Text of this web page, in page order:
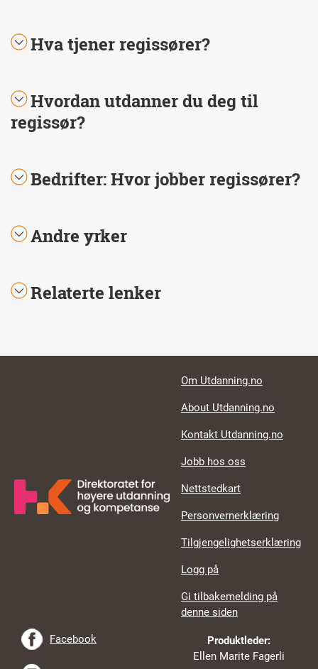
Hva tjener regissører?
Hvordan utdanner du deg til
regissør?
Bedrifter: Hvor jobber regissører?
Andre yrker
Relaterte lenker
Footer links
Om Utdanning.no
About Utdanning.no
Kontakt Utdanning.no
Jobb hos oss
Nettstedkart
Personvernerklæring
Tilgjengelighetserklæring
Logg på
Gi tilbakemelding på
denne siden
Produktleder:
Ellen Marite Fagerli
Facebook